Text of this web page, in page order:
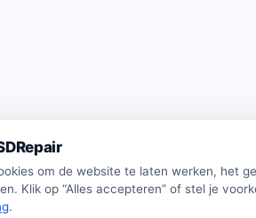
om de website te laten werken, het
Klik op “Alles accepteren” of stel je
.